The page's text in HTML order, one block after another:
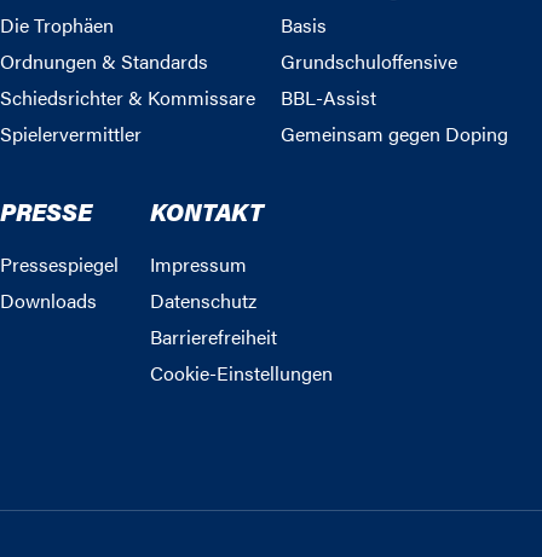
Die Trophäen
Ordnungen & Standards
Schiedsrichter & Kommissare
Spielervermittler
Basis
Grundschuloffensive
BBL-Assist
Gemeinsam gegen Doping
PRESSE
Pressespiegel
Downloads
KONTAKT
Impressum
Datenschutz
Barrierefreiheit
Cookie-Einstellungen